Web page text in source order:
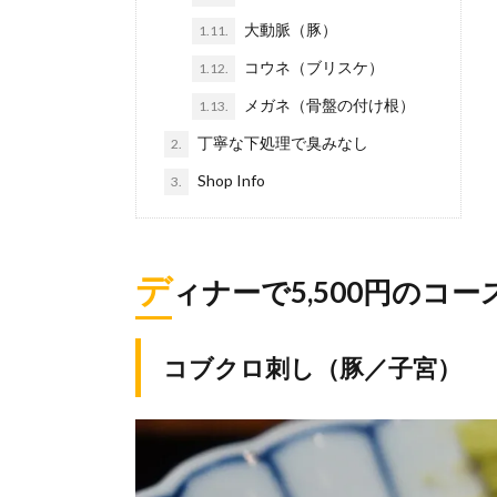
1.11. 大動脈（豚）
1.12. コウネ（ブリスケ）
1.13. メガネ（骨盤の付け根）
2. 丁寧な下処理で臭みなし
3. Shop Info
ディナーで5,500円のコー
コブクロ刺し（豚／子宮）